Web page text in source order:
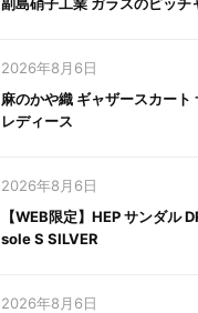
2026年8月6日
麻のかや織 ギャザースカート
レディース
2026年8月6日
【WEB限定】HEP サンダル
sole S SILVER
2026年8月6日